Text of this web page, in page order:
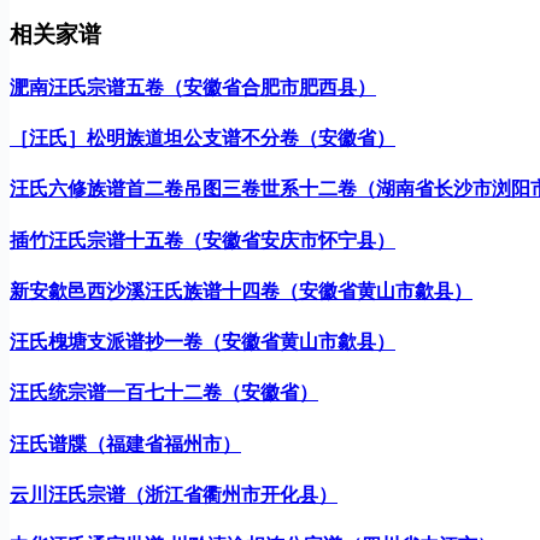
相关家谱
淝南汪氏宗谱五卷（安徽省合肥市肥西县）
［汪氏］松明族道坦公支谱不分卷（安徽省）
汪氏六修族谱首二卷吊图三卷世系十二卷（湖南省长沙市浏阳
插竹汪氏宗谱十五卷（安徽省安庆市怀宁县）
新安歙邑西沙溪汪氏族谱十四卷（安徽省黄山市歙县）
汪氏槐塘支派谱抄一卷（安徽省黄山市歙县）
汪氏统宗谱一百七十二卷（安徽省）
汪氏谱牒（福建省福州市）
云川汪氏宗谱（浙江省衢州市开化县）